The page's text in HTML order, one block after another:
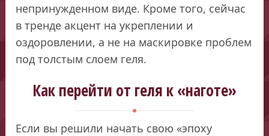
непринужденном виде. Кроме того, сейчас
в тренде акцент на укреплении и
оздоровлении, а не на маскировке проблем
под толстым слоем геля.
Как перейти от геля к «наготе»
Если вы решили начать свою «эпоху